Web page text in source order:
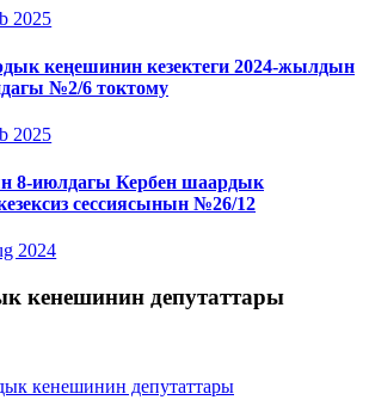
2025
кеңешинин кезектеги 2024-жылдын
№2/6 токтому
2025
8-июлдагы Кербен шаардык
сессиясынын №26/12
2024
кенешинин депутаттары
кенешинин депутаттары